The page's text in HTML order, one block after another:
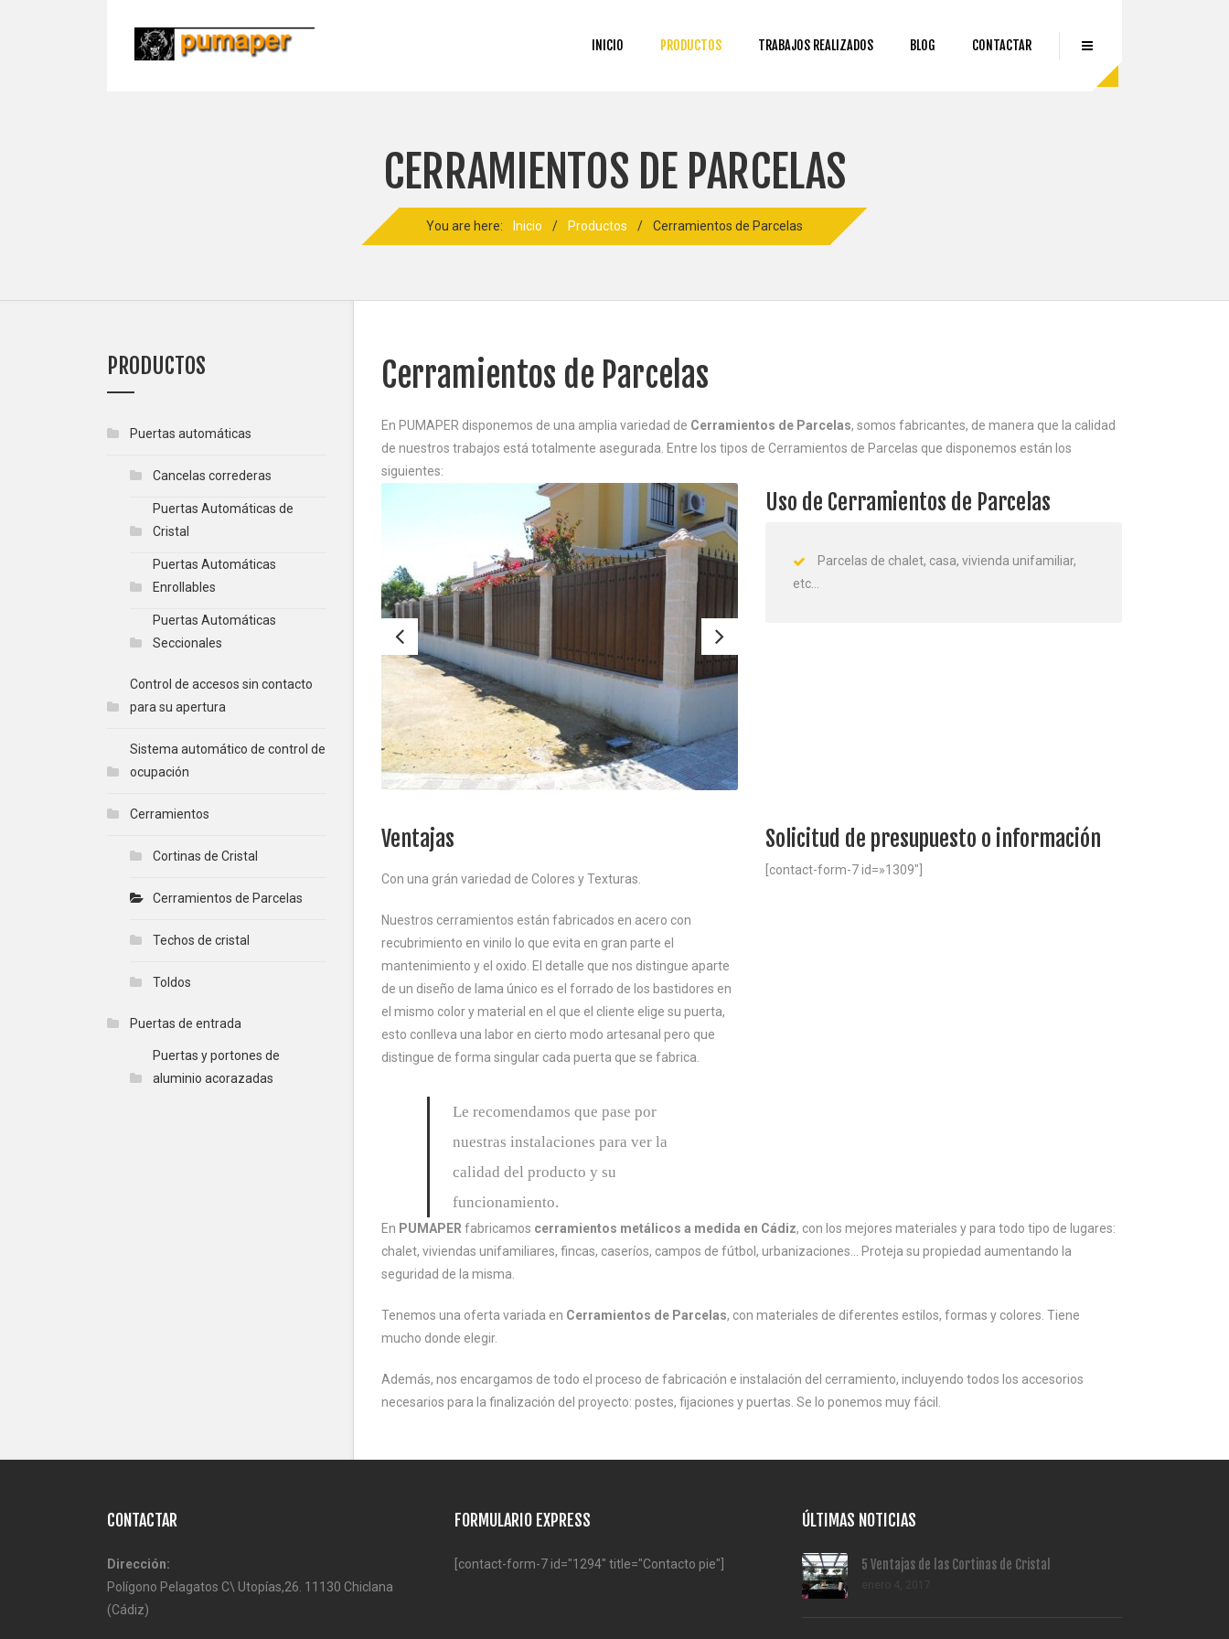
INICIO PRODUCTOS TRABAJOS REALIZADOS BLOG CONTACTAR
CERRAMIENTOS DE PARCELAS
You are here: Inicio / Productos / Cerramientos de Parcelas
Cerramientos de Parcelas
En PUMAPER disponemos de una amplia variedad de Cerramientos de Parcelas, somos fabricantes, de manera que la calidad
de nuestros trabajos está totalmente asegurada. Entre los tipos de Cerramientos de Parcelas que disponemos están los
siguientes:
Uso de Cerramientos de Parcelas
Parcelas de chalet, casa, vivienda unifamiliar,
etc…
Ventajas
Con una grán variedad de Colores y Texturas.
Nuestros cerramientos están fabricados en acero con
recubrimiento en vinilo lo que evita en gran parte el
mantenimiento y el oxido. El detalle que nos distingue aparte
de un diseño de lama único es el forrado de los bastidores en
el mismo color y material en el que el cliente elige su puerta,
esto conlleva una labor en cierto modo artesanal pero que
distingue de forma singular cada puerta que se fabrica.
Le recomendamos que pase por
nuestras instalaciones para ver la
calidad del producto y su
funcionamiento.
Solicitud de presupuesto o información
[contact-form-7 id=»1309″]
En PUMAPER fabricamos cerramientos metálicos a medida en Cádiz, con los mejores materiales y para todo tipo de lugares:
chalet, viviendas unifamiliares, fincas, caseríos, campos de fútbol, urbanizaciones… Proteja su propiedad aumentando la
seguridad de la misma.
Tenemos una oferta variada en Cerramientos de Parcelas, con materiales de diferentes estilos, formas y colores. Tiene
mucho donde elegir.
Además, nos encargamos de todo el proceso de fabricación e instalación del cerramiento, incluyendo todos los accesorios
necesarios para la finalización del proyecto: postes, fijaciones y puertas. Se lo ponemos muy fácil.
PRODUCTOS
Puertas automáticas
Cancelas correderas
Puertas Automáticas de
Cristal
Puertas Automáticas
Enrollables
Puertas Automáticas
Seccionales
Control de accesos sin contacto
para su apertura
Sistema automático de control de
ocupación
Cerramientos
Cortinas de Cristal
Cerramientos de Parcelas
Techos de cristal
Toldos
Puertas de entrada
Puertas y portones de
aluminio acorazadas
CONTACTAR
Dirección:
Polígono Pelagatos C\ Utopías,26. 11130 Chiclana
(Cádiz)
FORMULARIO EXPRESS
[contact-form-7 id="1294" title="Contacto pie"]
ÚLTIMAS NOTICIAS
5 Ventajas de las Cortinas de Cristal